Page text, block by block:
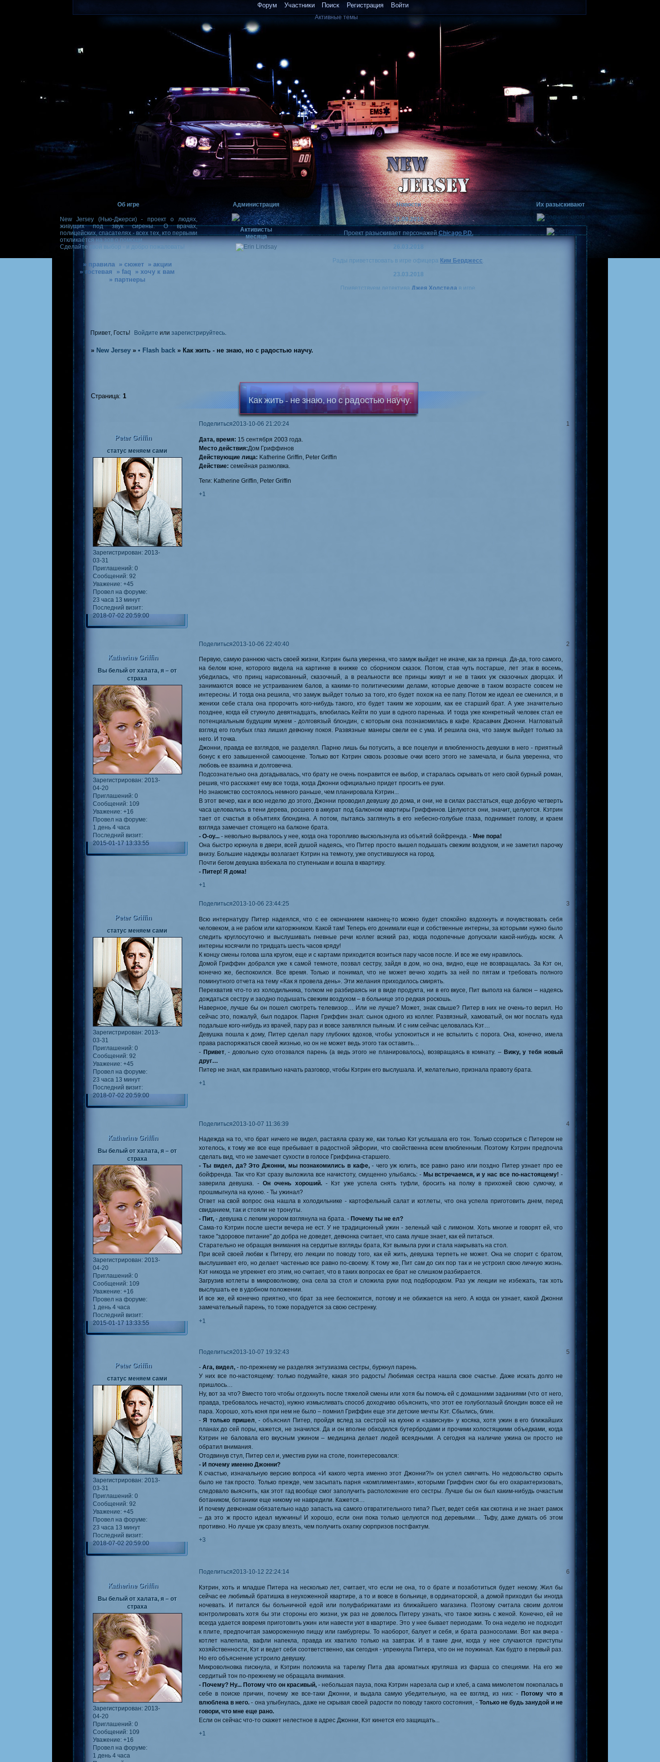
Форум Участники Поиск Регистрация Войти
Активные темы
Об игре
New Jersey (Нью-Джерси) - проект о людях,
живущих под звук сирены. О врачах,
полицейских, спасателях - всех тех, кто первыми
откликается на зов о помощи.
Сделайте свой выбор - и добро пожаловать!
» правила » сюжет
» акции
» гостевая
» faq
» хочу к вам
» партнеры
Администрация
Активисты
месяца
Новости
21.08.2018
Проект разыскивает персонажейChicago P.D.
26.03.2018
Рады приветствовать в игре офицера Ким Берджесс.
23.03.2018
Приветствуем детектива Джея Холстеда в игре.
01.01.2018
Дорогие друзья, поздравляю вас с наступившим новым годом! Пусть
он станет для вас светлым и радостным. Хороших вам партнеров и
интересных эпизодов. И никогда не забывайте дорогу на Джерси.)
04.05.2017
Приветствуем доктора
22.04.2017
Приветствуем доктораСола Хадсонав игре.
18.04.2017
Рады приветствовать доктораЭллисон Кэмерон в игре.
ПриветствуемЛиенлан Наоки на нашем проекте.
Добавлено небольшое техническое нововведение. Подробнее
20.02.2017
Нам 7 лет!
Приветствуем миссЭрику Валуана проекте.
31.12.2016
С Новым Годом!
Изменено оформление форума. Подробнеездесь .
29.11.2016
Приветствуем детективаАнтонио Доусонана нашем проекте.
22.11.2016
ПриветствуемЛетицию Кортес, Синтию ЭссексиГенри Войтана
нашем проекте.
Их разыскивают
Привет, Гость! Войдите илизарегистрируйтесь
» New Jersey » • Flash back » Как жить - не знаю, но с радостью научу.
Как жить - не знаю, но с радостью научу.
Страница: 1
Поделиться 1
2013-10-06 21:20:24
Peter Griffin
статус меняем сами
Зарегистрирован: 2013-
03-31
Приглашений: 0
Сообщений: 92
Уважение: +45
Провел на форуме:
23 часа 13 минут
Последний визит:
2018-07-02 20:59:00
Дата, время: 15 сентября 2003 года.
Место действия:Дом Гриффинов
Действующие лица: Katherine Griffin, Peter Griffin
Действие: семейная размолвка.
Теги: Katherine Griffin, Peter Griffin
+1
Поделиться 2
2013-10-06 22:40:40
Katherine Griffin
Вы белый от халата, я – от
страха
Зарегистрирован: 2013-
04-20
Приглашений: 0
Сообщений: 109
Уважение: +16
Провел на форуме:
1 день 4 часа
Последний визит:
2015-01-17 13:33:55
Первую, самую раннюю часть своей жизни, Кэтрин была уверенна, что замуж выйдет не иначе, как за принца. Да-да, того самого,
на белом коне, которого видела на картинке в книжке со сборником сказок. Потом, став чуть постарше, лет этак в восемь,
убедилась, что принц нарисованный, сказочный, а в реальности все принцы живут и не в таких уж сказочных дворцах. И
занимаются вовсе не устраиванием балов, а какими-то политическими делами, которые девочке в таком возрасте совсем не
интересны. И тогда она решила, что замуж выйдет только за того, кто будет похож на ее папу. Потом же идеал ее сменился, и в
женихи себе стала она пророчить кого-нибудь такого, кто будет таким же хорошим, как ее старший брат. А уже значительно
позднее, когда ей стукнуло девятнадцать, влюбилась Кейти по уши в одного паренька. И тогда уже конкретный человек стал ее
потенциальным будущим мужем - долговязый блондин, с которым она познакомилась в кафе. Красавчик Джонни. Нагловатый
взгляд его голубых глаз лишил девчонку покоя. Развязные манеры свели ее с ума. И решила она, что замуж выйдет только за
него. И точка.
Джонни, правда ее взглядов, не разделял. Парню лишь бы потусить, а все поцелуи и влюбленность девушки в него - приятный
бонус к его завышенной самооценке. Только вот Кэтрин сквозь розовые очки всего этого не замечала, и была уверенна, что
любовь ее взаимна и долговечна.
Подсознательно она догадывалась, что брату не очень понравится ее выбор, и старалась скрывать от него свой бурный роман,
решив, что расскажет ему все тогда, когда Джонни официально придет просить ее руки.
Но знакомство состоялось немного раньше, чем планировала Кэтрин...
В этот вечер, как и всю неделю до этого, Джонни проводил девушку до дома, и они, не в силах расстаться, еще добрую четверть
часа целовались в тени дерева, росшего в аккурат под балконом квартиры Гриффинов. Целуются они, значит, целуются. Кэтрин
тает от счастья в объятиях блондина. А потом, пытаясь заглянуть в его небесно-голубые глаза, поднимает голову, и краем
взгляда замечает стоящего на балконе брата.
- О-оу...- невольно вырвалось у нее, когда она торопливо выскользнула из объятий бойфренда. - Мне пора!
Она быстро юркнула в двери, всей душой надеясь, что Питер просто вышел подышать свежим воздухом, и не заметил парочку
внизу. Большие надежды возлагает Кэтрин на темноту, уже опустившуюся на город.
Почти бегом девушка взбежала по ступенькам и вошла в квартиру.
- Питер! Я дома!
+1
Поделиться 3
2013-10-06 23:44:25
Peter Griffin
статус меняем сами
Зарегистрирован: 2013-
03-31
Приглашений: 0
Сообщений: 92
Уважение: +45
Провел на форуме:
23 часа 13 минут
Последний визит:
2018-07-02 20:59:00
Всю интернатуру Питер надеялся, что с ее окончанием наконец-то можно будет спокойно вздохнуть и почувствовать себя
человеком, а не рабом или каторжником. Какой там! Теперь его донимали еще и собственные интерны, за которыми нужно было
следить круглосуточно и выслушивать гневные речи коллег всякий раз, когда подопечные допускали какой-нибудь косяк. А
интерны косячили по тридцать шесть часов кряду!
К концу смены голова шла кругом, еще и с картами приходится возиться пару часов после. И все же ему нравилось.
Домой Гриффин добрался уже к самой темноте, позвал сестру, зайдя в дом, но она, видно, еще не возвращалась. За Кэт он,
конечно же, беспокоился. Все время. Только и понимал, что не может вечно ходить за ней по пятам и требовать полного
поминутного отчета на тему «Как я провела день». Эти желания приходилось смирять.
Перехватив что-то из холодильника, толком не разбираясь ни в виде продукта, ни в его вкусе, Пит выполз на балкон – надеясь
дождаться сестру и заодно подышать свежим воздухом – в больнице это редкая роскошь.
Наверное, лучше бы он пошел смотреть телевизор… Или не лучше? Может, знак свыше? Питер в них не очень-то верил. Но
сейчас это, пожалуй, был подарок. Парня Гриффин знал: сынок одного из коллег. Развязный, хамоватый, он мог послать куда
подальше кого-нибудь из врачей, пару раз и вовсе заявлялся пьяным. И с ним сейчас целовалась Кэт…
Девушка пошла к дому, Питер сделал пару глубоких вдохов, чтобы успокоиться и не вспылить с порога. Она, конечно, имела
права распоряжаться своей жизнью, но он не может ведь этого так оставить…
- Привет, - довольно сухо отозвался парень (а ведь этого не планировалось), возвращаясь в комнату. –Вижу, у тебя новый
друг…
Питер не знал, как правильно начать разговор, чтобы Кэтрин его выслушала. И, желательно, признала правоту брата.
+1
Поделиться 4
2013-10-07 11:36:39
Katherine Griffin
Вы белый от халата, я – от
страха
Зарегистрирован: 2013-
04-20
Приглашений: 0
Сообщений: 109
Уважение: +16
Провел на форуме:
1 день 4 часа
Последний визит:
2015-01-17 13:33:55
Надежда на то, что брат ничего не видел, растаяла сразу же, как только Кэт услышала его тон. Только ссориться с Питером не
хотелось, к тому же все еще пребывает в радостной эйфории, что свойственна всем влюбленным. Поэтому Кэтрин предпочла
сделать вид, что не замечает сухости в голосе Гриффина-старшего.
- Ты видел, да? Это Джонни, мы познакомились в кафе,- чего уж юлить, все равно рано или поздно Питер узнает про ее
бойфренда. Так что Кэт сразу выложила все начистоту, смущенно улыбаясь: - Мы встречаемся, и у нас все по-настоящему! -
заверила девушка. -Он очень хороший. - Кэт уже успела снять туфли, бросить на полку в прихожей свою сумочку, и
прошмыгнула на кухню. - Ты ужинал?
Ответ на свой вопрос она нашла в холодильнике - картофельный салат и котлеты, что она успела приготовить днем, перед
свиданием, так и стояли не тронуты.
- Пит,- девушка с легким укором взглянула на брата. - Почему ты не ел?
Сама-то Кэтрин после шести вечера не ест. У не традиционный ужин - зеленый чай с лимоном. Хоть многие и говорят ей, что
такое "здоровое питание" до добра не доведет, девчонка считает, что сама лучше знает, как ей питаться.
Старательно не обращая внимания на сердитые взгляды брата, Кэт вымыла руки и стала накрывать на стол.
При всей своей любви к Питеру, его лекции по поводу того, как ей жить, девушка терпеть не может. Она не спорит с братом,
выслушивает его, но делает частенько все равно по-своему. К тому же, Пит сам до сих пор так и не устроил свою личную жизнь.
Кэт никогда не упрекнет его этим, но считает, что в таких вопросах ее брат не слишком разбирается.
Загрузив котлеты в микроволновку, она села за стол и сложила руки под подбородком. Раз уж лекции не избежать, так хоть
выслушать ее в удобном положении.
И все же, ей конечно приятно, что брат за нее беспокоится, потому и не обижается на него. А когда он узнает, какой Джонни
замечательный парень, то тоже порадуется за свою сестренку.
+1
Поделиться 5
2013-10-07 19:32:43
Peter Griffin
статус меняем сами
Зарегистрирован: 2013-
03-31
Приглашений: 0
Сообщений: 92
Уважение: +45
Провел на форуме:
23 часа 13 минут
Последний визит:
2018-07-02 20:59:00
- Ага, видел,- по-прежнему не разделяя энтузиазма сестры, буркнул парень.
У них все по-настоящему: только подумайте, какая это радость! Любимая сестра нашла свое счастье. Даже искать долго не
пришлось…
Ну, вот за что? Вместо того чтобы отдохнуть после тяжелой смены или хотя бы помочь ей с домашними заданиями (что от него,
правда, требовалось нечасто), нужно измысливать способ доходчиво объяснить, что этот ее голубоглазый блондин вовсе ей не
пара. Хорошо, хоть коня при нем не было – помнил Гриффин еще эти детские мечты Кэт. Сбылись, блин.
-Я только пришел, - объяснил Питер, пройдя вслед за сестрой на кухню и «зависнув» у косяка, хотя ужин в его ближайших
планах до сей поры, кажется, не значился. Да и он вполне обходился бутербродами и прочими холостяцкими объедками, когда
Кэтрин не баловала его вкусным ужином – медицина делает людей всеядными. А сегодня на наличие ужина он просто не
обратил внимания.
Отодвинув стул, Питер сел и, уместив руки на столе, поинтересовался:
- И почему именно Джонни?
К счастью, изначальную версию вопроса «И какого черта именно этот Джонни?!» он успел смягчить. Но недовольство скрыть
было не так просто. Только прежде, чем засыпать парня «комплиментами», которыми Гриффин смог бы его охарактеризовать,
следовало выяснить, как этот гад вообще смог заполучить расположение его сестры. Лучше бы он был каким-нибудь очкастым
ботаником, ботаники еще никому не навредили. Кажется…
И почему девчонкам обязательно надо запасть на самого отвратительного типа? Пьет, ведет себя как скотина и не знает рамок
– да это ж просто идеал мужчины! И хорошо, если они пока только целуются под деревьями… Тьфу, даже думать об этом
противно. Но лучше уж сразу влезть, чем получить охапку сюрпризов постфактум.
+3
Поделиться 6
2013-10-12 22:24:14
Katherine Griffin
Вы белый от халата, я – от
страха
Зарегистрирован: 2013-
04-20
Приглашений: 0
Сообщений: 109
Уважение: +16
Провел на форуме:
1 день 4 часа
Кэтрин, хоть и младше Питера на несколько лет, считает, что если не она, то о брате и позаботиться будет некому. Жил бы
сейчас ее любимый братишка в неухоженной квартире, а то и вовсе в больнице, в ординаторской, а домой приходил бы иногда
ночевать. И питался бы больничной едой или полуфабрикатами из ближайшего магазина. Поэтому считала своим долгом
контролировать хотя бы эти стороны его жизни, уж раз не довелось Питеру узнать, что такое жизнь с женой. Конечно, ей не
всегда удается вовремя приготовить ужин или навести уют в квартире. Это у нее бывает периодами. То она неделю не подходит
к плите, предпочитая замороженную пиццу или гамбургеры. То наоборот, балует и себя, и брата разносолами. Вот как вчера -
котлет налепила, вафли напекла, правда их хватило только на завтрак. И в такие дни, когда у нее случаются приступы
хозяйственности, Кэт и ведет себя соответственно, как сегодня - упрекнула Питера, что он не поужинал. Как будто в первый раз.
Но его объяснение устроило девушку.
Микроволновка пискнула, и Кэтрин положила на тарелку Пита два ароматных кругляша из фарша со специями. На его же
сердитый тон по-прежнему не обращала внимания.
- Почему? Ну... Потому что он красивый,- небольшая пауза, пока Кэтрин нарезала сыр и хлеб, а сама мимолетом покопалась в
себе в поиске причин, почему же все-таки Джонни, и выдала самую убедительную, на ее взгляд, из них: -Потому что я
влюблена в него. - она улыбнулась, даже не скрывая своей радости по поводу такого состояния, - Только не будь занудой и не
говори, что мне еще рано.
Если он сейчас что-то скажет нелестное в адрес Джонни, Кэт кинется его защищать...
+1